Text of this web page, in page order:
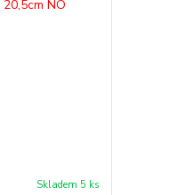
Skladem 5 ks